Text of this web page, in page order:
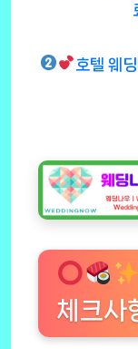
호텔 웨
체크사